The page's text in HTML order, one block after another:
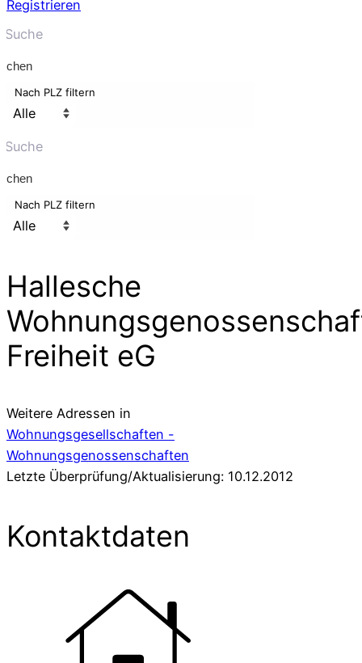
Registrieren
Nach PLZ filtern
Nach PLZ filtern
Hallesche
Freiheit eG
Weitere Adressen in
Wohnungsgesellschaften -
Wohnungsgenossenschaften
Letzte Überprüfung/Aktualisierung: 10.12.2012
Kontaktdaten